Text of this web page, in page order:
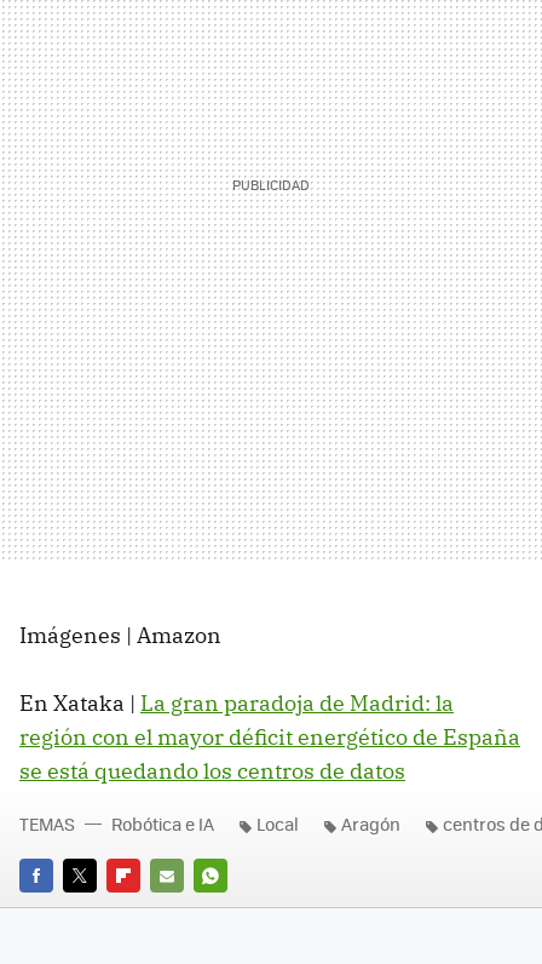
Imágenes | Amazon
En Xataka | La gran paradoja de Madrid: la
región con el mayor déficit energético de España
se está quedando los centros de datos
FACEBOOK
TWITTERFLIPBOARD
E-
WHATSAPP
TEMAS Robótica e IA Local Aragón centros de